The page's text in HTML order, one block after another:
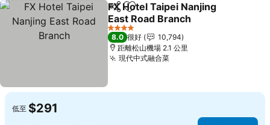
分享 放到收藏夾
FX Hotel Taipei Nanjing
East Road Branch
查看價格
4 星級
8.0 很好
10,794
距離松山機場 2.1 公里
現代中式融合菜查看價格
低至 $291